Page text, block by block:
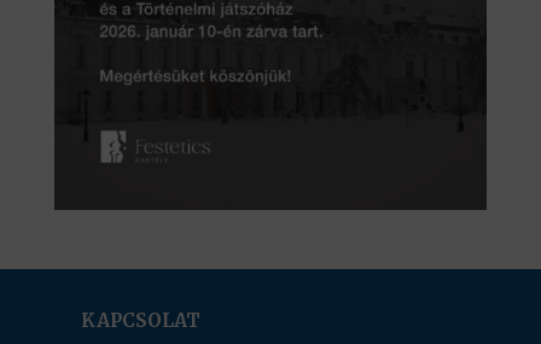
KAPCSOLAT